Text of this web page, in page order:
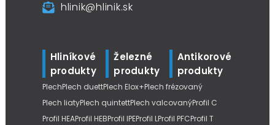
hlinik@hlinik.sk
Hliníkové
produkty
Železné
produkty
Antikorové
produkty
PlechPlech duettPlech Elox+Plech frézovaný
Plech liatyPlech quintettPlech valcovanýProfil C
Profil HEAProfil HEBProfil IPEProfil LProfil PFCProfil T